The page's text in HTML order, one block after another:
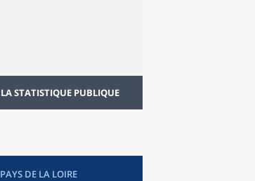
STATISTIQUE PUBLIQUE
DE LA LOIRE